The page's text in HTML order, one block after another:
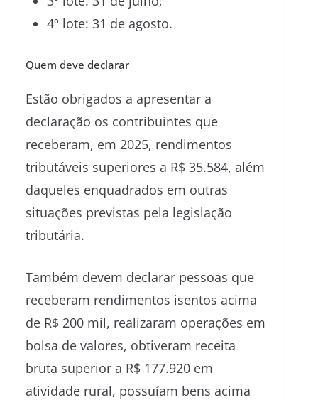
4º lote: 31 de agosto.
Quem deve declarar
Estão obrigados a apresentar a
declaração os contribuintes que
receberam, em 2025, rendimentos
tributáveis superiores a R$ 35.584, além
daqueles enquadrados em outras
situações previstas pela legislação
tributária.
Também devem declarar pessoas que
receberam rendimentos isentos acima
de R$ 200 mil, realizaram operações em
bolsa de valores, obtiveram receita
bruta superior a R$ 177.920 em
atividade rural, possuíam bens acima